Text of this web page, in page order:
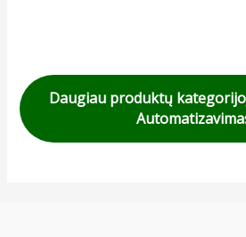
Daugiau produktų